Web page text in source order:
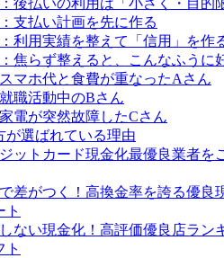
支払い計画を先に作る
利用実績を整えて「信用」を作
焦らず整えると、こんなふうに
マホ代と食費が重なったAさん
職活動中のBさん
電が突然故障したCさん
が選ばれている理由
ットカード現金化最優良業者を
差がつく！高換金率を誇る優良
ト
ない現金化！高評価優良店ラン
ト